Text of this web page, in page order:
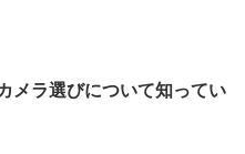
メラ選びについて知ってい